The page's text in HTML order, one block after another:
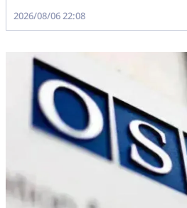
2026/08/06 22:08